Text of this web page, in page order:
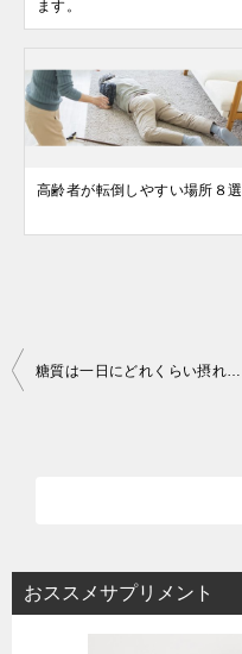
ます。
高齢者が転倒しやすい場所８選
投
シ
おススメサプリメント